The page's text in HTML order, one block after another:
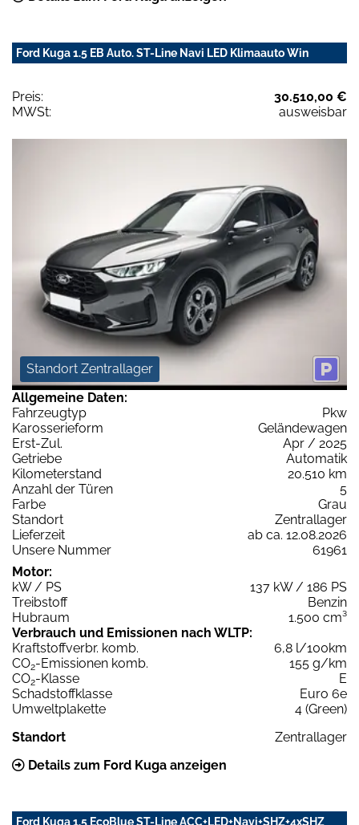
Ford Kuga 1.5 EB Auto. ST-Line Navi LED Klimaauto Win
Preis:
30.510,00 €
MWSt:
ausweisbar
Standort Zentrallager
Allgemeine Daten:
Fahrzeugtyp
Pkw
Karosserieform
Geländewagen
Erst-Zul.
Apr / 2025
Getriebe
Automatik
Kilometerstand
20.510 km
Anzahl der Türen
5
Farbe
Grau
Standort
Zentrallager
Lieferzeit
ab ca. 12.08.2026
Unsere Nummer
61961
Motor:
kW / PS
137 kW / 186 PS
Treibstoff
Benzin
Hubraum
1.500 cm³
Verbrauch und Emissionen nach WLTP:
Kraftstoffverbr. komb.
6,8 l/100km
CO2-Emissionen komb.
155 g/km
CO2-Klasse
E
Schadstoffklasse
Euro 6e
Umweltplakette
4 (Green)
Standort
Zentrallager
Details zum Ford Kuga anzeigen
Ford Kuga 1.5 EcoBlue ST-Line ACC+LED+Navi+SHZ+4xSHZ